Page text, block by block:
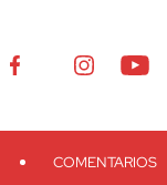
COMENTARIOS